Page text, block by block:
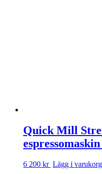
Quick Mill
6 200 kr Lägg i varukorg